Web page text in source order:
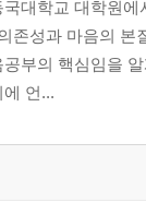
대학교 대학원
존성과 마음의 본
부의 핵심임을
언...